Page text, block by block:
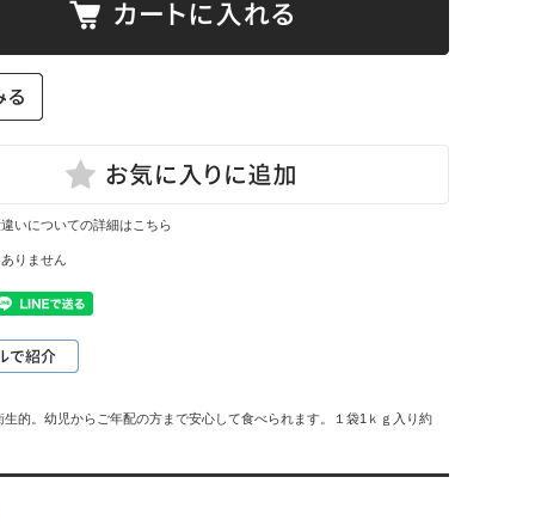
いについての詳細はこちら
りません
的。幼児からご年配の方まで安心して食べられます。１袋1ｋｇ入り約